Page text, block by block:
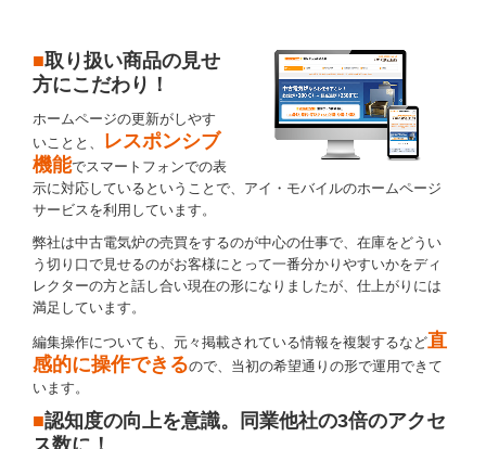
■取り扱い商品の見せ
方にこだわり！
ホームページの更新がしやす
いことと、
レスポンシブ
機能でスマートフォンでの表
示に対応しているということで、アイ・モバイルのホームページ
サービスを利用しています。
弊社は中古電気炉の売買をするのが中心の仕事で、在庫をどうい
う切り口で見せるのがお客様にとって一番分かりやすいかをディ
レクターの方と話し合い現在の形になりましたが、仕上がりには
満足しています。
編集操作についても、元々掲載されている情報を複製するなど直
感的に操作できるので、当初の希望通りの形で運用できて
います。
■認知度の向上を意識。同業他社の3倍のアクセ
ス数に！